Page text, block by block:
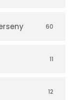
60
11
12